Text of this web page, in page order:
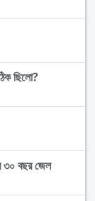
ছিলো?
৩০ বছর জেল